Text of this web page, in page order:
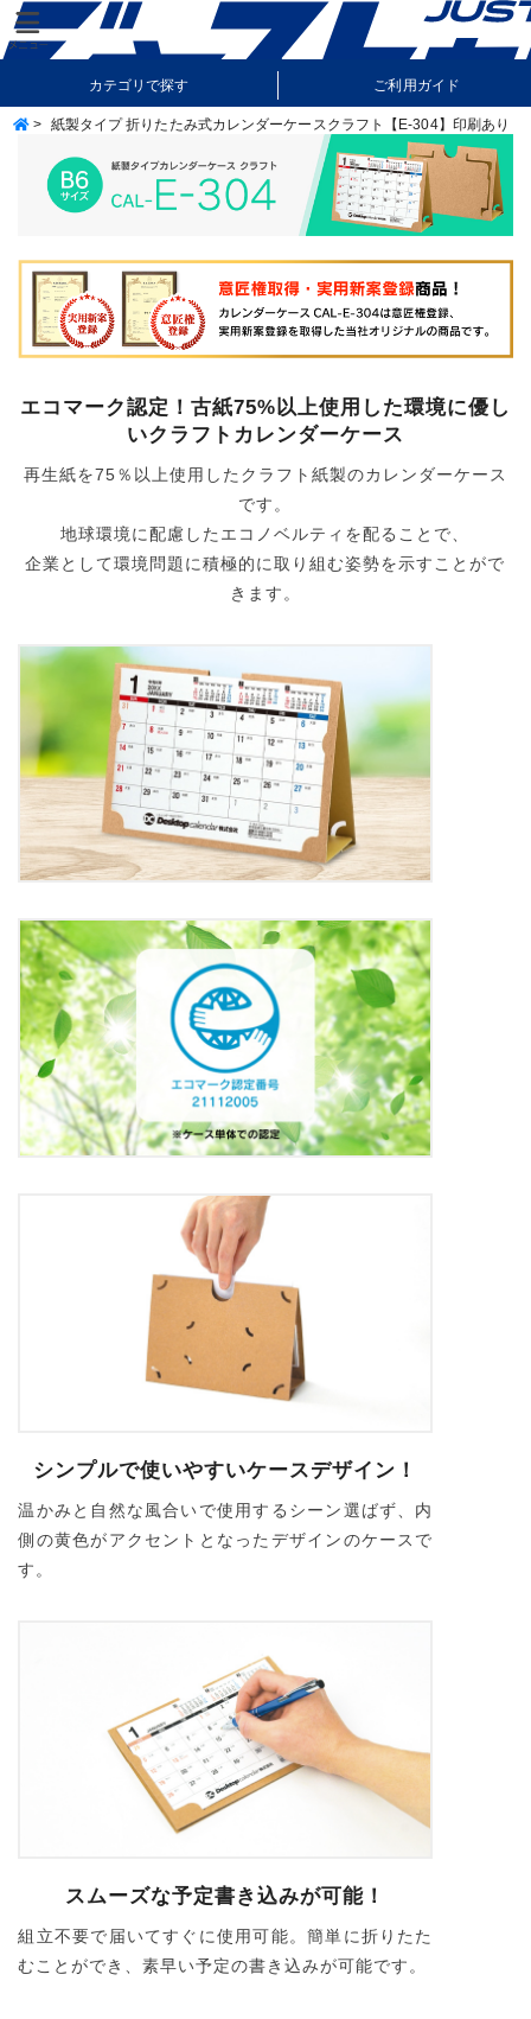
カテゴリで探す ご利用ガイド
納期・送料について よくあるご質問
> 紙製タイプ 折りたたみ式カレンダーケースクラフト【E-304】印刷あり
エコマーク認定！古紙75%以上使用した環境に優し
いクラフトカレンダーケース
再生紙を75％以上使用したクラフト紙製のカレンダーケース
です。
地球環境に配慮したエコノベルティを配ることで、
企業として環境問題に積極的に取り組む姿勢を示すことがで
きます。
シンプルで使いやすいケースデザイン！
温かみと自然な風合いで使用するシーン選ばず、内
側の黄色がアクセントとなったデザインのケースで
す。
スムーズな予定書き込みが可能！
組立不要で届いてすぐに使用可能。簡単に折りたた
むことができ、素早い予定の書き込みが可能です。